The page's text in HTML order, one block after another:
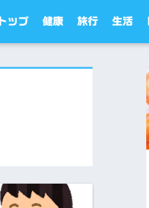
トップ 健康 旅行 生活